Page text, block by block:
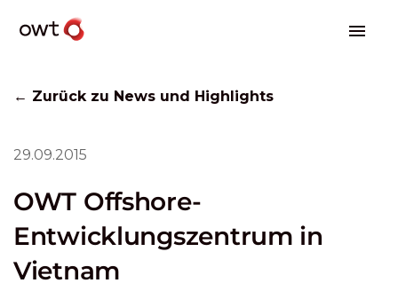
← Zurück zu News und Highlights
29.09.2015
OWT Offshore-
Entwicklungszentrum in
Vietnam